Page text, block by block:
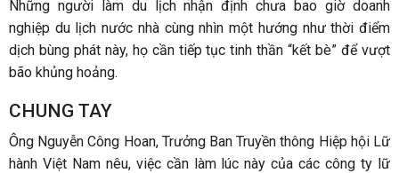
Những người làm du lịch nhận định chưa bao giờ doanh
nghiệp du lịch nước nhà cùng nhìn một hướng như thời điểm
dịch bùng phát này, họ cần tiếp tục tinh thần “kết bè” để vượt
bão khủng hoảng.
CHUNG TAY
Ông Nguyễn Công Hoan, Trưởng Ban Truyền thông Hiệp hội Lữ
hành Việt Nam nêu, việc cần làm lúc này của các công ty lữ